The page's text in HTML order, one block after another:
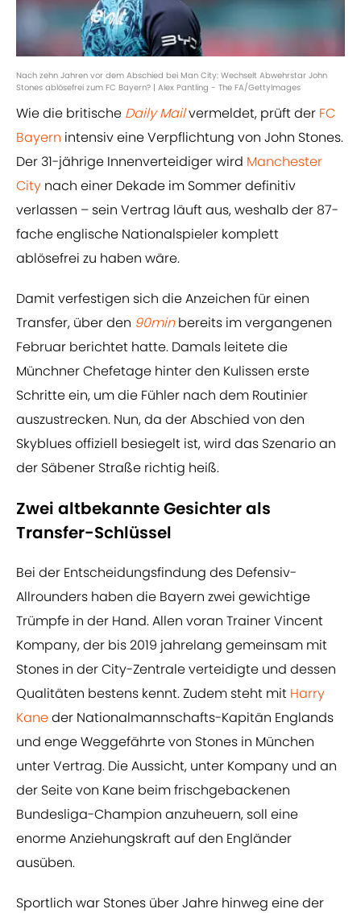
Nach zehn Jahren vor dem Abschied bei Man City: Wechselt Abwehrstar John
Stones ablösefrei zum FC Bayern? | Alex Pantling - The FA/GettyImages
Wie die britische Daily Mailvermeldet, prüft der FC
Bayern intensiv eine Verpflichtung von John Stones.
Der 31-jährige Innenverteidiger wird Manchester
City nach einer Dekade im Sommer definitiv
verlassen – sein Vertrag läuft aus, weshalb der 87-
fache englische Nationalspieler komplett
ablösefrei zu haben wäre.
Damit verfestigen sich die Anzeichen für einen
Transfer, über den 90minbereits im vergangenen
Februar berichtet hatte. Damals leitete die
Münchner Chefetage hinter den Kulissen erste
Schritte ein, um die Fühler nach dem Routinier
auszustrecken. Nun, da der Abschied von den
Skyblues offiziell besiegelt ist, wird das Szenario an
der Säbener Straße richtig heiß.
Zwei altbekannte Gesichter als
Transfer-Schlüssel
Bei der Entscheidungsfindung des Defensiv-
Allrounders haben die Bayern zwei gewichtige
Trümpfe in der Hand. Allen voran Trainer Vincent
Kompany, der bis 2019 jahrelang gemeinsam mit
Stones in der City-Zentrale verteidigte und dessen
Qualitäten bestens kennt. Zudem steht mit Harry
Kaneder Nationalmannschafts-Kapitän Englands
und enge Weggefährte von Stones in München
unter Vertrag. Die Aussicht, unter Kompany und an
der Seite von Kane beim frischgebackenen
Bundesliga-Champion anzuheuern, soll eine
enorme Anziehungskraft auf den Engländer
ausüben.
Sportlich war Stones über Jahre hinweg eine der